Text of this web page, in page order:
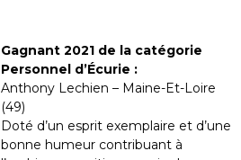
Gagnant 2021 de la catégorie
Personnel d’Écurie :
Anthony Lechien – Maine-Et-Loire
(49)
Doté d’un esprit exemplaire et d’une
bonne humeur contribuant à